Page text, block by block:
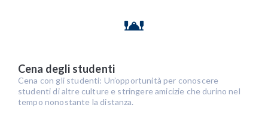
Cena degli studenti
Cena con gli studenti: Un’opportunità per conoscere
studenti di altre culture e stringere amicizie che durino nel
tempo nonostante la distanza.